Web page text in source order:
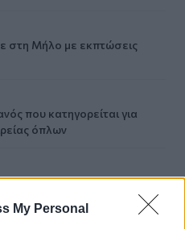
My Personal
στη Μήλο με εκπτώσεις
που κατηγορείται για
όπλων
πολεμούν στην